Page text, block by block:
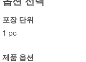
포장 단위
1 pc
제품 옵션